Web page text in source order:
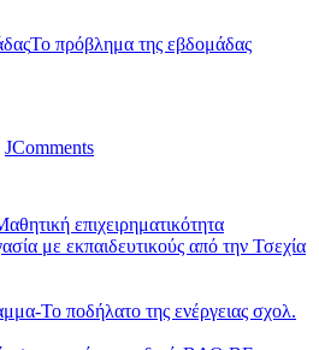
Το πρόβλημα της εβδομάδας
JComments
επιχειρηματικότητα
με εκπαιδευτικούς από την Τσεχία
Το ποδήλατο της ενέργειας σχολ.